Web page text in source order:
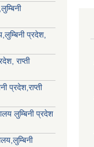
लुम्बिनी
लुम्बिनी प्रदेश
राप्ती
प्रदेश राप्ती
लुम्बिनी प्रदेश
लुम्बिनी